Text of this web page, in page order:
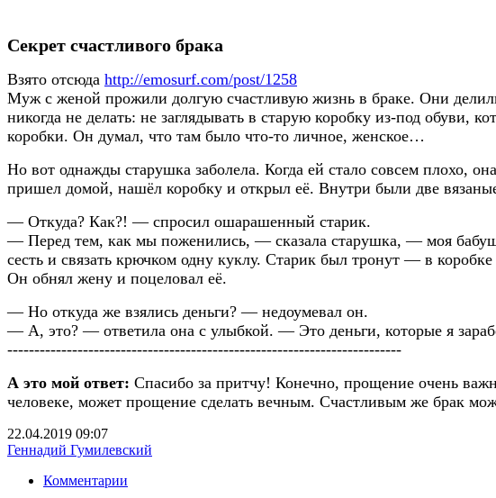
Секрет счастливого брака
Взято отсюда http://emosurf.com/post/1258
Муж с женой прожили долгую счастливую жизнь в браке. Они
никогда не делать: не заглядывать в старую коробку из-под
коробки. Он думал, что там было что-то личное, женское…
Но вот однажды старушка заболела. Когда ей стало совсем плохо,
пришел домой, нашёл коробку и открыл её. Внутри были две
— Откуда? Как?! — спросил ошарашенный старик.
— Перед тем, как мы поженились, — сказала старушка, — моя
сесть и связать крючком одну куклу. Старик был тронут — в
Он обнял жену и поцеловал её.
— Но откуда же взялись деньги? — недоумевал он.
— А, это? — ответила она с улыбкой. — Это деньги, которые я
-------------------------------------------------------------------------
А это мой ответ: Спасибо за притчу! Конечно, прощение очень
человеке, может прощение сделать вечным. Счастливым же брак
22.04.2019 09:07
Геннадий Гумилевский
Комментарии